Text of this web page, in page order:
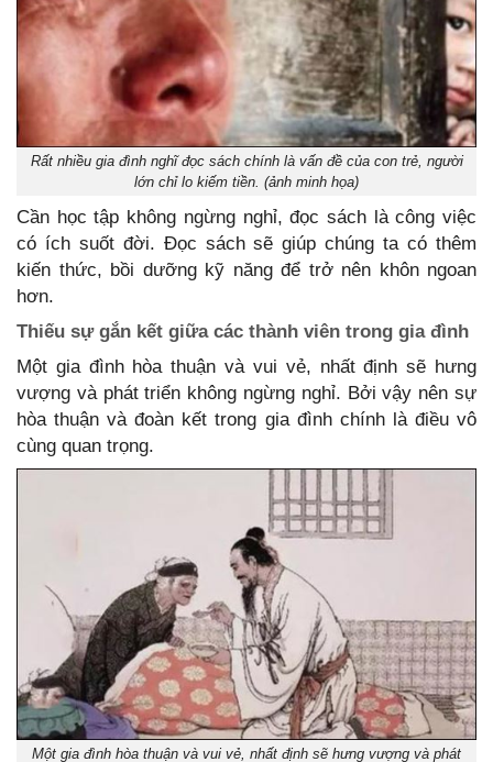
Rất nhiều gia đình nghĩ đọc sách chính là vấn đề của con trẻ, người
lớn chỉ lo kiếm tiền. (ảnh minh họa)
Cần học tập không ngừng nghỉ, đọc sách là công việc
có ích suốt đời. Đọc sách sẽ giúp chúng ta có thêm
kiến thức, bồi dưỡng kỹ năng để trở nên khôn ngoan
hơn.
Thiếu sự gắn kết giữa các thành viên trong gia đình
Một gia đình hòa thuận và vui vẻ, nhất định sẽ hưng
vượng và phát triển không ngừng nghỉ. Bởi vậy nên sự
hòa thuận và đoàn kết trong gia đình chính là điều vô
cùng quan trọng.
Một gia đình hòa thuận và vui vẻ, nhất định sẽ hưng vượng và phát